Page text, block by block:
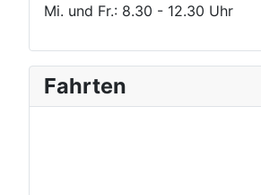
Mi. und Fr.: 8.30 - 12.30 Uhr
Fahrten